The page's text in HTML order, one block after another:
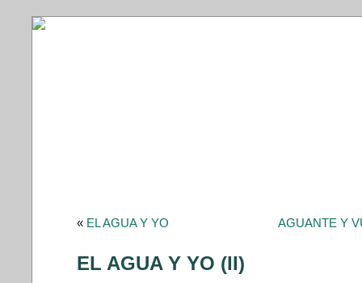
« EL AGUA Y YO AGUANTE Y
EL AGUA Y YO (II)